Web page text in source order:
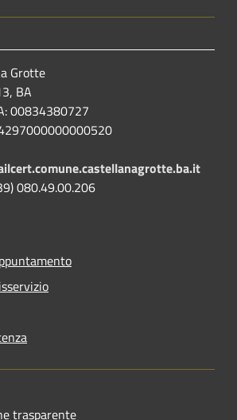
Grotte
BA
00834380727
080.49.00.206
trasparente